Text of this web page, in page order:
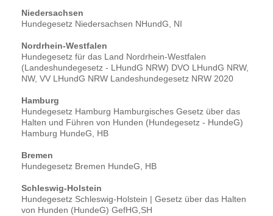
Niedersachsen
Hundegesetz Niedersachsen NHundG, NI
Nordrhein-Westfalen
Hundegesetz für das Land Nordrhein-Westfalen
(Landeshundegesetz - LHundG NRW) DVO LHundG NRW,
NW, VV LHundG NRW Landeshundegesetz NRW 2020
Hamburg
Hundegesetz Hamburg Hamburgisches Gesetz über das
Halten und Führen von Hunden (Hundegesetz - HundeG)
Hamburg HundeG, HB
Bremen
Hundegesetz Bremen HundeG, HB
Schleswig-Holstein
Hundegesetz Schleswig-Holstein | Gesetz über das Halten
von Hunden (HundeG) GefHG,SH